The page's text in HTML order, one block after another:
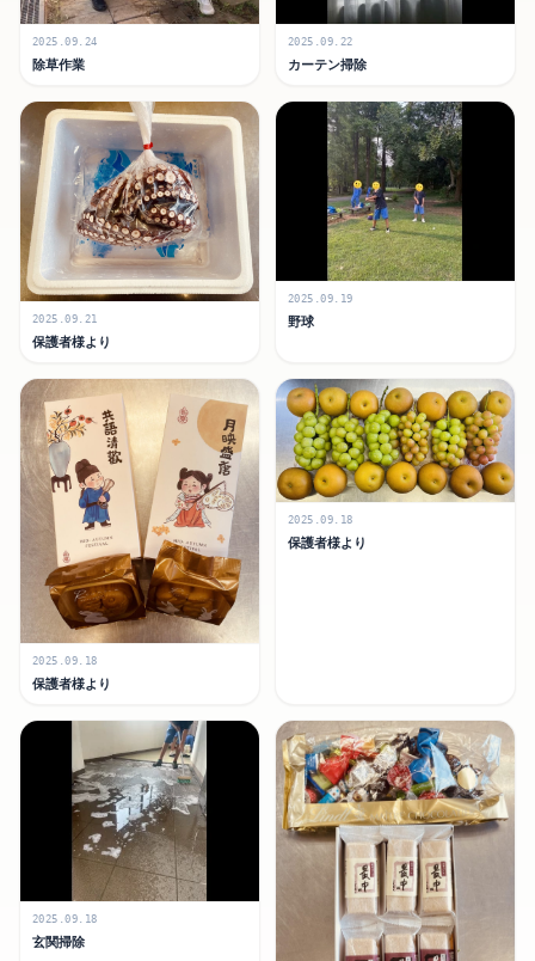
2025.09.24
除草作業
2025.09.22
カーテン掃除
2025.09.21
保護者様より
2025.09.19
野球
2025.09.18
保護者様より
2025.09.18
保護者様より
2025.09.18
玄関掃除